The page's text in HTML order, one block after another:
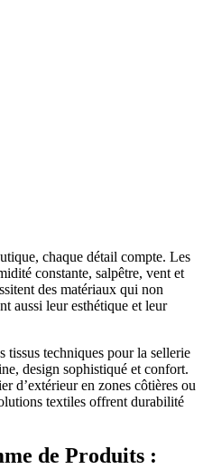
chaque détail compte. Les
constante, salpêtre, vent et
des matériaux qui non
aussi leur esthétique et leur
tissus techniques pour la sellerie
design sophistiqué et confort.
d’extérieur en zones côtières ou
textiles offrent durabilité
de Produits :